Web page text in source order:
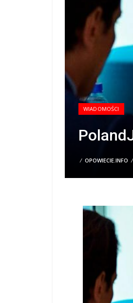
WIADOMOŚCI
/ OPOWIECIE.INFO /